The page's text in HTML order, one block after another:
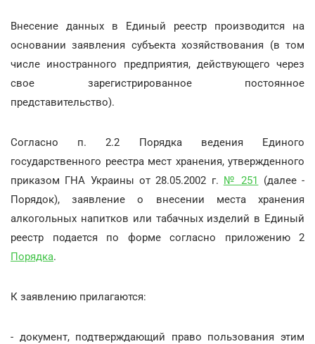
Внесение данных в Единый реестр производится на
основании заявления субъекта хозяйствования (в том
числе иностранного предприятия, действующего через
свое зарегистрированное постоянное
представительство).
Согласно п. 2.2 Порядка ведения Единого
государственного реестра мест хранения, утвержденного
приказом ГНА Украины от 28.05.2002 г. № 251
(далее -
Порядок), заявление о внесении места хранения
алкогольных напитков или табачных изделий в Единый
реестр подается по форме согласно приложению 2
Порядка.
К заявлению прилагаются:
- документ, подтверждающий право пользования этим